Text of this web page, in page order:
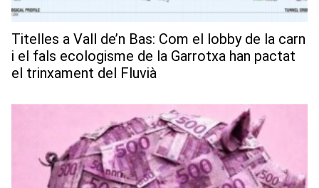
Titelles a Vall de’n Bas: Com el lobby de la carn
i el fals ecologisme de la Garrotxa han pactat
el trinxament del Fluvià